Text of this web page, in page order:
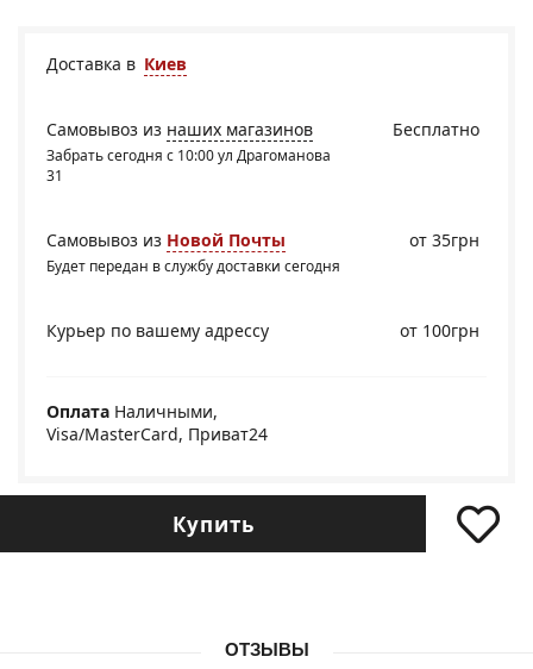
Доставка в Киев
Бесплатно
Самовывоз из наших магазинов
Забрать сегодня с 10:00 ул Драгоманова
31
Самовывоз из Новой Почты
Будет передан в службу доставки сегодня
от 35грн
Курьер по вашему адрессу от 100грн
Оплата Наличными,
Visa/MasterCard, Приват24
Купить
ОТЗЫВЫ